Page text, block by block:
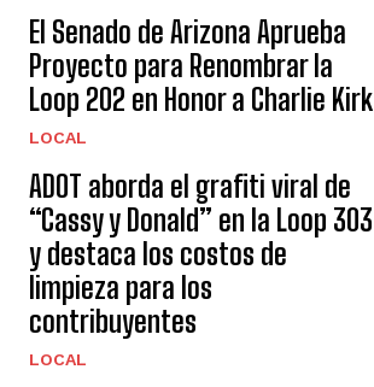
El Senado de Arizona Aprueba
Proyecto para Renombrar la
Loop 202 en Honor a Charlie Kirk
LOCAL
ADOT aborda el grafiti viral de
“Cassy y Donald” en la Loop 303
y destaca los costos de
limpieza para los
contribuyentes
LOCAL